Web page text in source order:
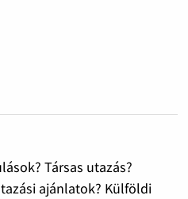
Társas utazás?
ajánlatok? Külföldi